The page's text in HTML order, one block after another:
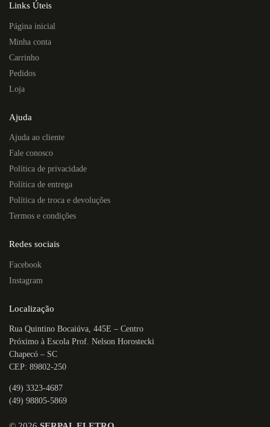
Links Úteis
Página inicial
Minha conta
Carrinho
Pedidos
Loja
Ajuda
Ajuda ao cliente
Fale conosco
Política de privacidade
Política de entrega
Política de troca e devoluções
Termos e condições
Redes sociais
Facebook
Instagram
Localização
Rua Quintino Bocaiúva, 445E – Centro
Próximo à Escola Prof. Nelson Horostecki
Chapecó – SC
CEP: 89802-250
(49) 3323-4687
(49) 98805-5869